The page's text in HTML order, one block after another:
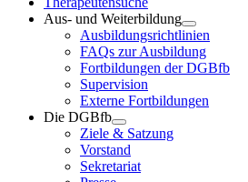
Aus- und Weiterbildung
Ausbildungsrichtlinien
FAQs zur Ausbildung
Fortbildungen der DGBfb
Supervision
Externe Fortbildungen
Die DGBfb
Ziele & Satzung
Vorstand
Sekretariat